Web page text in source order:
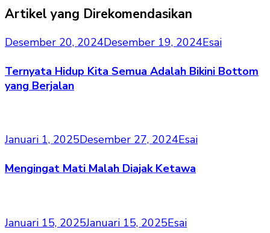
Artikel yang Direkomendasikan
Desember 20, 2024Desember 19, 2024Esai
Ternyata Hidup Kita Semua Adalah Bikini Bottom
yang Berjalan
Januari 1, 2025Desember 27, 2024Esai
Mengingat Mati Malah Diajak Ketawa
Januari 15, 2025Januari 15, 2025Esai